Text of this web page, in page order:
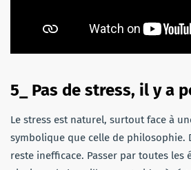
5_ Pas de stress, il y a
Le stress est naturel, surtout face à
symbolique que celle de philosophie.
reste inefficace. Passer par toutes les